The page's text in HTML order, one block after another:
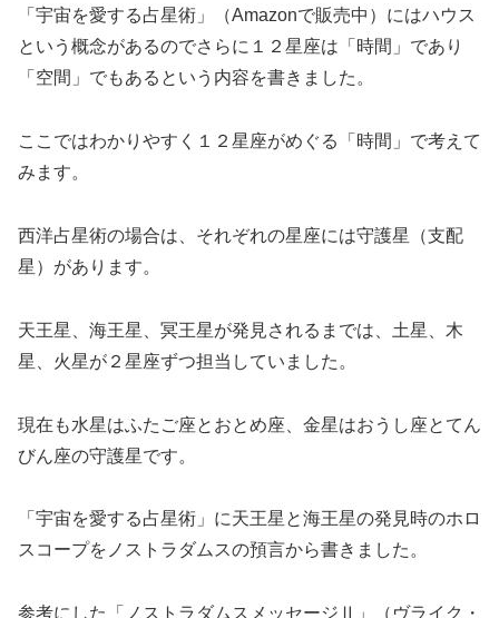
「宇宙を愛する占星術」（Amazonで販売中）にはハウス
という概念があるのでさらに１２星座は「時間」であり
「空間」でもあるという内容を書きました。
ここではわかりやすく１２星座がめぐる「時間」で考えて
みます。
西洋占星術の場合は、それぞれの星座には守護星（支配
星）があります。
天王星、海王星、冥王星が発見されるまでは、土星、木
星、火星が２星座ずつ担当していました。
現在も水星はふたご座とおとめ座、金星はおうし座とてん
びん座の守護星です。
「宇宙を愛する占星術」に天王星と海王星の発見時のホロ
スコープをノストラダムスの預言から書きました。
参考にした「ノストラダムスメッセージⅡ」（ヴライク・